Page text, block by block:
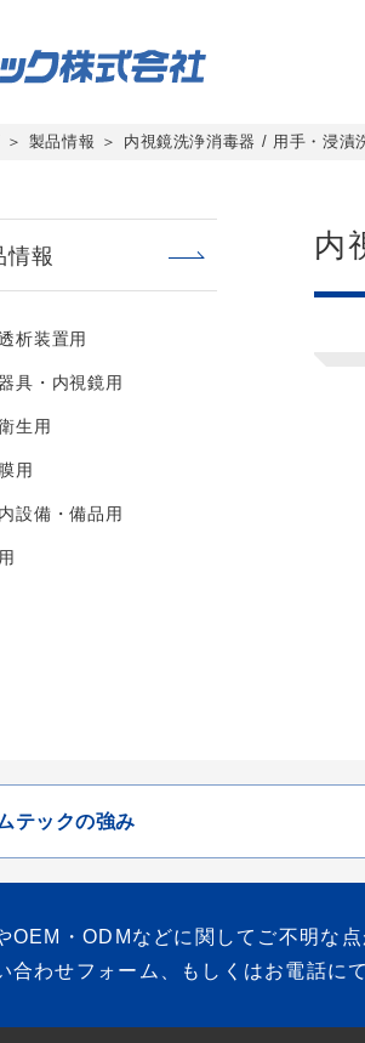
製品情報 内視鏡洗浄消毒器 / 用手・浸漬
情報
析装置用
具・内視鏡用
生用
用
設備・備品用
内
テックの強み
OEM・ODMなどに関して ご不明な
合わせフォーム、もしくはお電話に